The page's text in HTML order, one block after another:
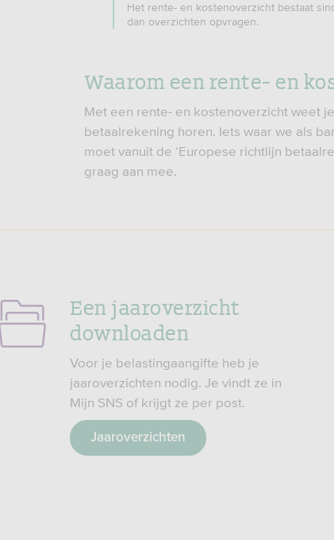
Het rente- en kostenoverzicht bestaat
dan overzichten opvragen.
Waarom een rente- en
Met een rente- en kostenoverzicht weet
betaalrekening horen. Iets waar we als
moet vanuit de ‘Europese richtlijn
graag aan mee.
Een jaaroverzicht
downloaden
Voor je belastingaangifte heb je
jaaroverzichten nodig. Je vindt ze in
Mijn SNS of krijgt ze per post.
Jaaroverzichten